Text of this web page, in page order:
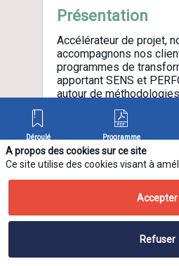
Présentation
Accélérateur de projet,
accompagnons nos
programmes de
apportant SENS et
autour de
issues du design et
nous co-créons avec
accompagnant dans
de leurs projets, jusqu’à
STRATÉGIE &
INGÉNIERIE IT &
DATA & DIGITAL
Déroulé Programme
A propos des cookies sur ce site
Ce site utilise des cookies visant à
Accepter
Refuser